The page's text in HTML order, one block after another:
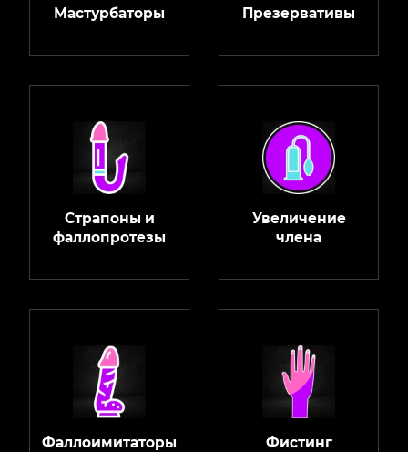
Мастурбаторы Презервативы
Страпоны и
фаллопротезы
Увеличение
члена
Фаллоимитаторы Фистинг